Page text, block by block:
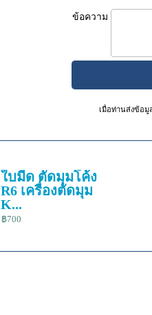
ข้อความ
เมื่อท่านส่งข้อ
ใบมีด ตัดมุมโค้ง
R6 เครื่องตัดมุม
K...
฿700